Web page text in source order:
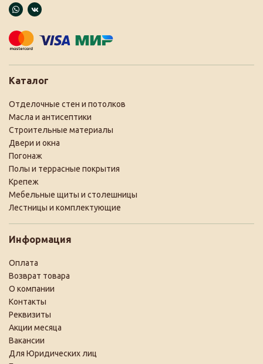
Каталог
Отделочные стен и потолков
Масла и антисептики
Строительные материалы
Двери и окна
Погонаж
Полы и террасные покрытия
Крепеж
Мебельные щиты и столешницы
Лестницы и комплектующие
Информация
Оплата
Возврат товара
О компании
Контакты
Реквизиты
Акции месяца
Вакансии
Для Юридических лиц